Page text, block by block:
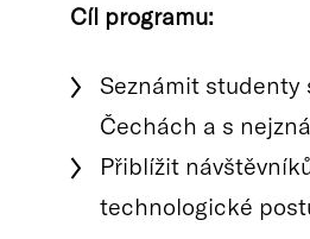
Cíl programu:
Seznámit studenty
Čechách a s
Přiblížit
technologické